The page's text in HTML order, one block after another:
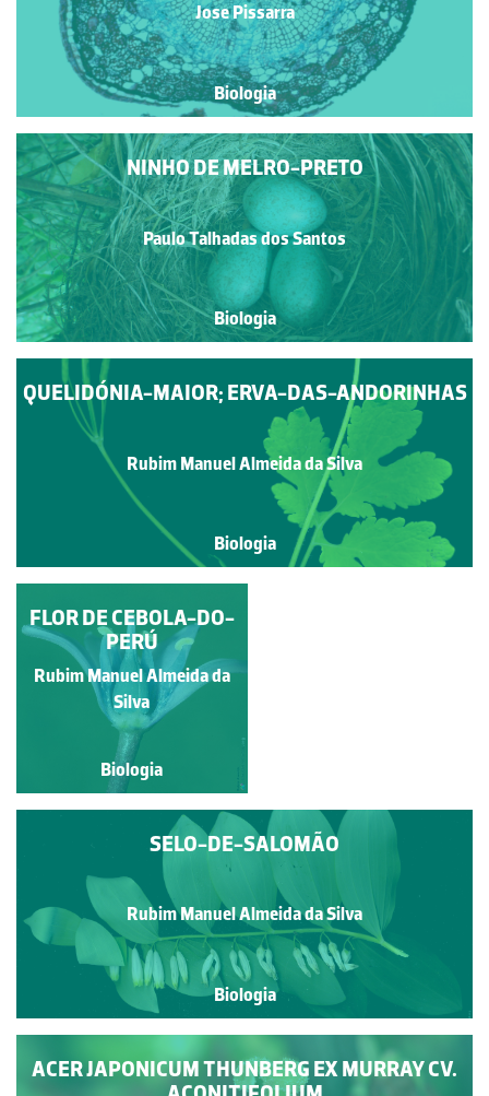
Jose Pissarra
Biologia
NINHO DE MELRO-PRETO
Paulo Talhadas dos Santos
Biologia
QUELIDÓNIA-MAIOR; ERVA-DAS-ANDORINHAS
Rubim Manuel Almeida da Silva
Biologia
MEDICAGO ARABICA
Rubim Manuel Almeida da
Silva
Biologia
SELO-DE-SALOMÃO
Rubim Manuel Almeida da Silva
Biologia
ACER JAPONICUM THUNBERG EX MURRAY CV.
FLOR DE CEBOLA-DO-
PERÚ
Rubim Manuel Almeida da
Silva
Biologia